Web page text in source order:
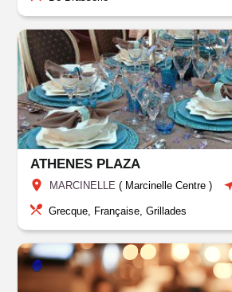
ATHENES PLAZA
MARCINELLE ( Marcinelle Centre )
Grecque, Française, Grillades